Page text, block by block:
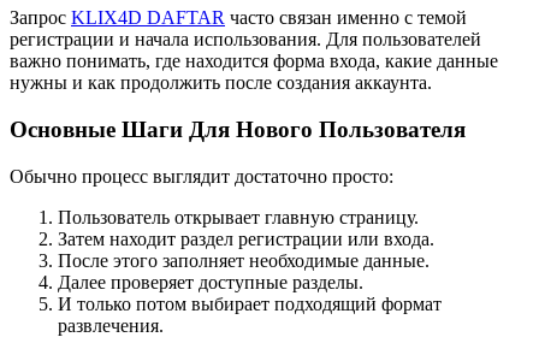
Запрос KLIX4D DAFTAR часто связан именно с темой
регистрации и начала использования. Для пользователей
важно понимать, где находится форма входа, какие данные
нужны и как продолжить после создания аккаунта.
Основные Шаги Для Нового Пользователя
Обычно процесс выглядит достаточно просто:
Пользователь открывает главную страницу.
Затем находит раздел регистрации или входа.
После этого заполняет необходимые данные.
Далее проверяет доступные разделы.
И только потом выбирает подходящий формат
развлечения.